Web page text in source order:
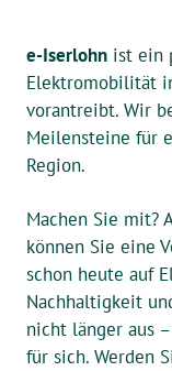
e-Iserlohn ist ein
Elektromobilität
vorantreibt. Wir
Meilensteine für
Region.
Machen Sie mit?
können Sie eine
schon heute auf
Nachhaltigkeit
nicht länger aus
für sich. Werden